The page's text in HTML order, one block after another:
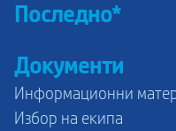
Последно*
Документи
Информационни
Избор на екипа